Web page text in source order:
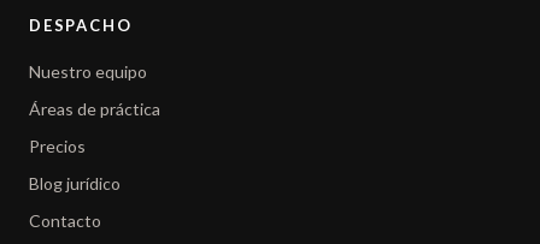
DESPACHO
Nuestro equipo
Áreas de práctica
Precios
Blog jurídico
Contacto